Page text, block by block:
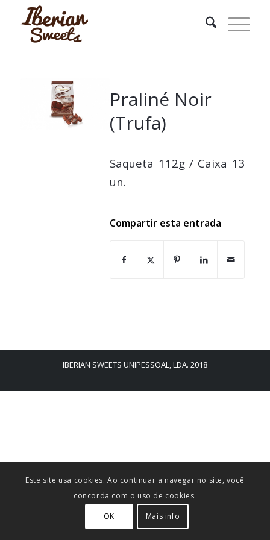
Praliné Noir
(Trufa)
Saqueta 112g / Caixa 13
un.
Compartir esta entrada
IBERIAN SWEETS UNIPESSOAL, LDA. 2018
Este site usa cookies. Ao continuar a navegar no site, você
concorda com o uso de cookies.
OK Mais info